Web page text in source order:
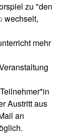
zu "den
wechselt,
mehr
Austritt aus
an